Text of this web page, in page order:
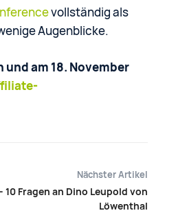
vollständig als
Augenblicke.
am 18. November
Nächster Artikel
10 Fragen an Dino Leupold von
Löwenthal